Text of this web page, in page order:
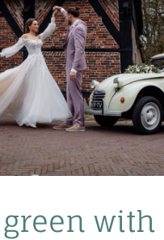
green